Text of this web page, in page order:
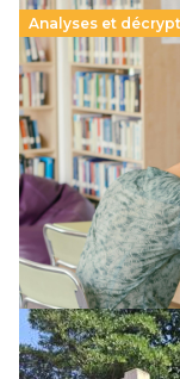
Analyses et
Supérieur privé
promesse
11 juillet 2026-
Le projet de loi sur
supérieur privé
qui relègue l’acte
Lire la suite →